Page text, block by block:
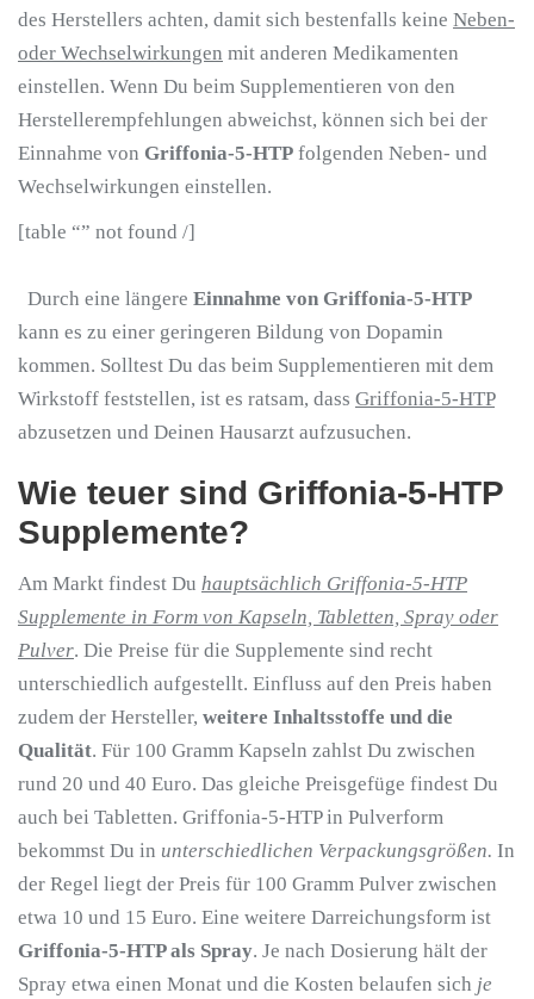
des Herstellers achten, damit sich bestenfalls keine Neben-
oder Wechselwirkungen mit anderen Medikamenten
einstellen. Wenn Du beim Supplementieren von den
Herstellerempfehlungen abweichst, können sich bei der
Einnahme von Griffonia-5-HTP folgenden Neben- und
Wechselwirkungen einstellen.
[table “” not found /]
Durch eine längere Einnahme von Griffonia-5-HTP
kann es zu einer geringeren Bildung von Dopamin
kommen. Solltest Du das beim Supplementieren mit dem
Wirkstoff feststellen, ist es ratsam, dass Griffonia-5-HTP
abzusetzen und Deinen Hausarzt aufzusuchen.
Wie teuer sind Griffonia-5-HTP
Supplemente?
Am Markt findest Du hauptsächlich Griffonia-5-HTP
Supplemente in Form von Kapseln, Tabletten, Spray oder
Pulver. Die Preise für die Supplemente sind recht
unterschiedlich aufgestellt. Einfluss auf den Preis haben
zudem der Hersteller, weitere Inhaltsstoffe und die
Qualität. Für 100 Gramm Kapseln zahlst Du zwischen
rund 20 und 40 Euro. Das gleiche Preisgefüge findest Du
auch bei Tabletten. Griffonia-5-HTP in Pulverform
bekommst Du in unterschiedlichen Verpackungsgrößen. In
der Regel liegt der Preis für 100 Gramm Pulver zwischen
etwa 10 und 15 Euro. Eine weitere Darreichungsform ist
Griffonia-5-HTP als Spray. Je nach Dosierung hält der
Spray etwa einen Monat und die Kosten belaufen sich je